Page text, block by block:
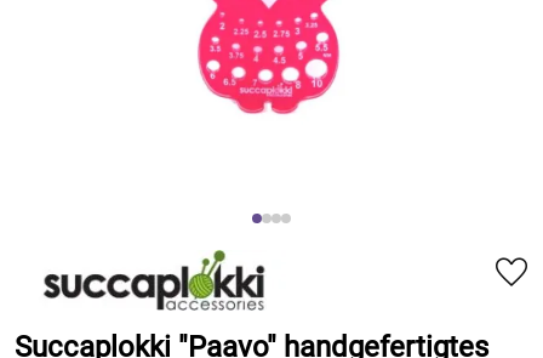
Succaplokki "Paavo" handgefertigtes